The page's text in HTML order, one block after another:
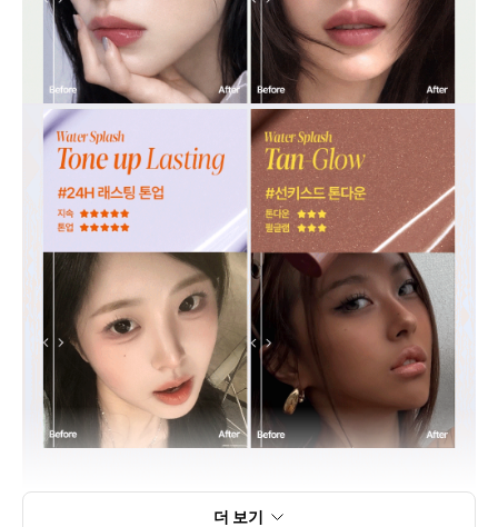
더 보기